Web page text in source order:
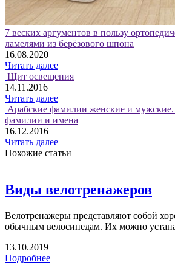
7 веских аргументов в пользу
ламелями из берёзового шпона
16.08.2020
Читать далее
Щит освещения
14.11.2016
Читать далее
Арабские фамилии женские и мужские.
фамилии и имена
16.12.2016
Читать далее
Похожие статьи
Виды велотренажеров
Велотренажеры представляют собой
обычным велосипедам. Их можно
13.10.2019
Подробнее